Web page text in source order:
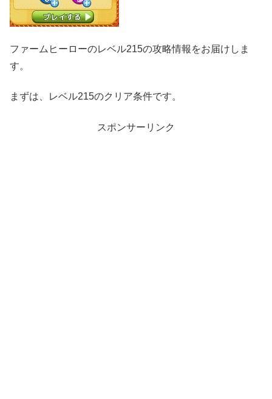
ファームヒーローのレベル215の攻略情報をお届けしま
す。
まずは、レベル215のクリア条件です。
スポンサーリンク